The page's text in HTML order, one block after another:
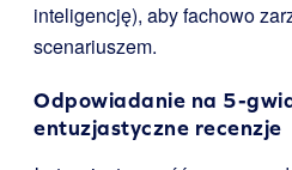
inteligencję), aby fachowo
scenariuszem.
Odpowiadanie na 5-
entuzjastyczne recenzje